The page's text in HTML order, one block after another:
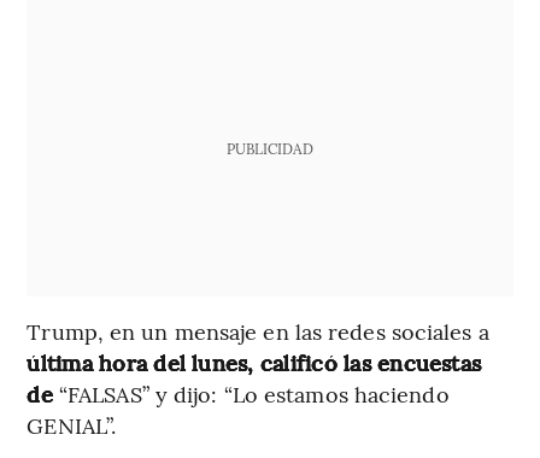
PUBLICIDAD
Trump, en un mensaje en las redes sociales a
última hora del lunes, calificó las encuestas
de“FALSAS” y dijo: “Lo estamos haciendo
GENIAL”.